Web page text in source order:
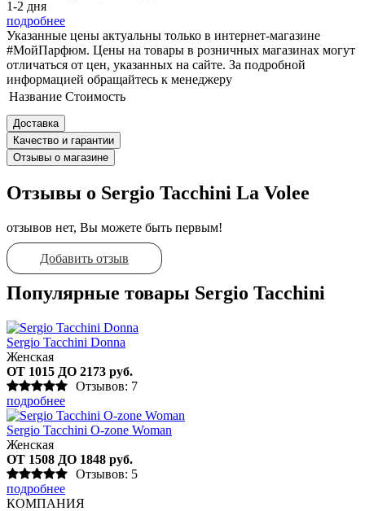
1-2 дня
подробнее
Указанные цены актуальны только в интернет-магазине
#МойПарфюм. Цены на товары в розничных магазинах могут
отличаться от цен, указанных на сайте. За подробной
информацией обращайтесь к менеджеру
Название Стоимость
Доставка
Качество и гарантии
Отзывы о магазине
Отзывы о Sergio Tacchini La Volee
отзывов нет, Вы можете быть первым!
Добавить отзыв
Популярные товары Sergio Tacchini
Sergio Tacchini Donna
Женская
ОТ 1015 ДО 2173 руб.
Отзывов: 7
подробнее
Sergio Tacchini O-zone Woman
Женская
ОТ 1508 ДО 1848 руб.
Отзывов: 5
подробнее
КОМПАНИЯ